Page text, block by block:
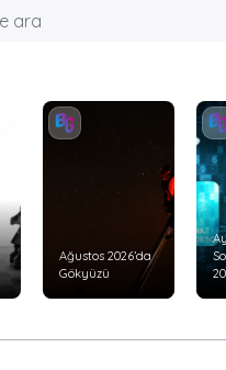
Ağustos 2026’da
Gökyüzü